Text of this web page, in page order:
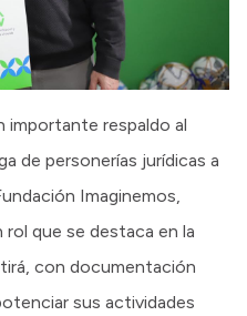
importante respaldo al
de personerías jurídicas a
Imaginemos,
que se destaca en la
con documentación
sus actividades